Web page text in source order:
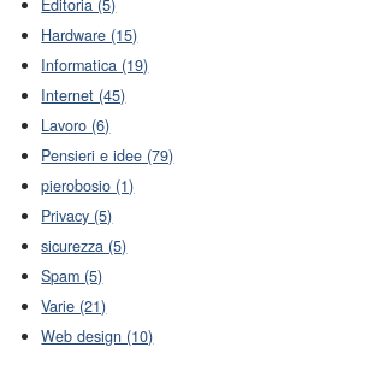
Editoria (5)
Hardware (15)
Informatica (19)
Internet (45)
Lavoro (6)
Pensieri e idee (79)
pierobosio (1)
Privacy (5)
sicurezza (5)
Spam (5)
Varie (21)
Web design (10)